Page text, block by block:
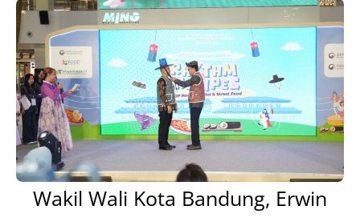
Wakil Wali Kota Bandung, Erwin